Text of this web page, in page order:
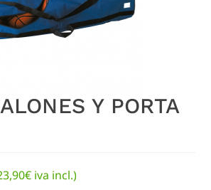
Y PORTA
€ iva incl.)